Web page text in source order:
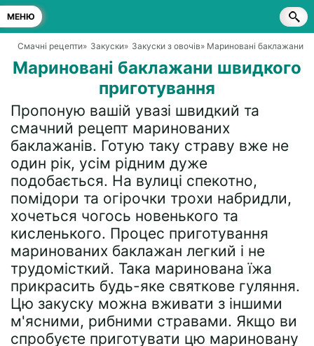
МЕНЮ
Смачні рецепти» Закуски» Закуски з овочів» Мариновані баклажани
Мариновані баклажани швидкого
приготування
Пропоную вашій увазі швидкий та
смачний рецепт маринованих
баклажанів. Готую таку страву вже не
один рік, усім рідним дуже
подобається. На вулиці спекотно,
помідори та огірочки трохи набридли,
хочеться чогось новенького та
кисленького. Процес приготування
маринованих баклажан легкий і не
трудомісткий. Така маринована їжа
прикрасить будь-яке святкове гуляння.
Цю закуску можна вживати з іншими
м'ясними, рибними стравами. Якщо ви
спробуєте приготувати цю мариновану